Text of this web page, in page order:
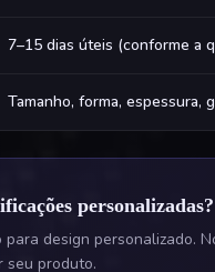
7–15 dias úteis (conforme a
Tamanho, forma, espessura,
personalizadas?
design personalizado.
seu produto.